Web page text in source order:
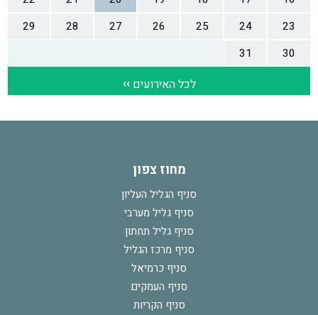
מחוז צפון
סניף הגליל העליון
סניף גליל מערבי
סניף גליל תחתון
סניף מרכז הגליל
סניף כרמיאל
סניף העמקים
סניף הקריות